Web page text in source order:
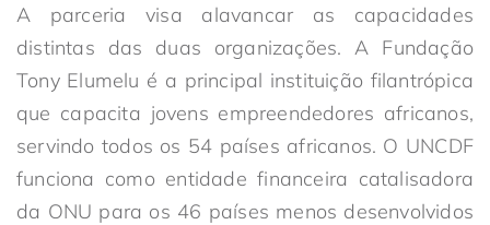
A parceria visa alavancar as capacidades
distintas das duas organizações. A Fundação
Tony Elumelu é a principal instituição filantrópica
que capacita jovens empreendedores africanos,
servindo todos os 54 países africanos. O UNCDF
funciona como entidade financeira catalisadora
da ONU para os 46 países menos desenvolvidos